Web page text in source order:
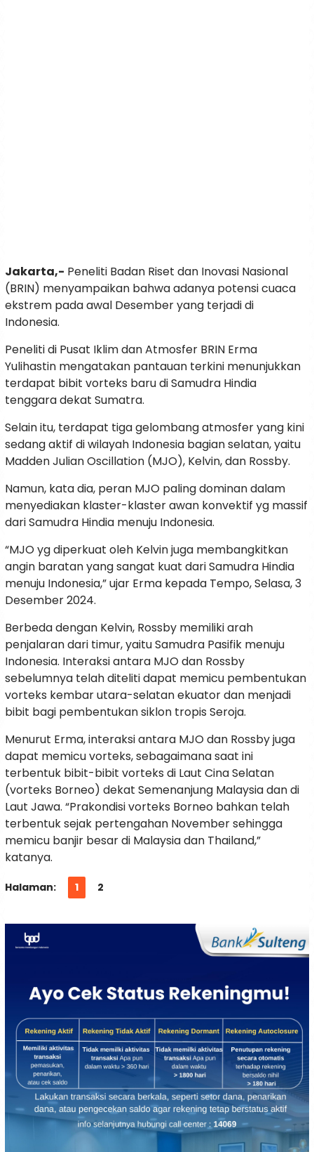
Jakarta,- Peneliti Badan Riset dan Inovasi Nasional
(BRIN) menyampaikan bahwa adanya potensi cuaca
ekstrem pada awal Desember yang terjadi di
Indonesia.
Peneliti di Pusat Iklim dan Atmosfer BRIN Erma
Yulihastin mengatakan pantauan terkini menunjukkan
terdapat bibit vorteks baru di Samudra Hindia
tenggara dekat Sumatra.
Selain itu, terdapat tiga gelombang atmosfer yang kini
sedang aktif di wilayah Indonesia bagian selatan, yaitu
Madden Julian Oscillation (MJO), Kelvin, dan Rossby.
Namun, kata dia, peran MJO paling dominan dalam
menyediakan klaster-klaster awan konvektif yg massif
dari Samudra Hindia menuju Indonesia.
“MJO yg diperkuat oleh Kelvin juga membangkitkan
angin baratan yang sangat kuat dari Samudra Hindia
menuju Indonesia,” ujar Erma kepada Tempo, Selasa, 3
Desember 2024.
Berbeda dengan Kelvin, Rossby memiliki arah
penjalaran dari timur, yaitu Samudra Pasifik menuju
Indonesia. Interaksi antara MJO dan Rossby
sebelumnya telah diteliti dapat memicu pembentukan
vorteks kembar utara-selatan ekuator dan menjadi
bibit bagi pembentukan siklon tropis Seroja.
Menurut Erma, interaksi antara MJO dan Rossby juga
dapat memicu vorteks, sebagaimana saat ini
terbentuk bibit-bibit vorteks di Laut Cina Selatan
(vorteks Borneo) dekat Semenanjung Malaysia dan di
Laut Jawa. “Prakondisi vorteks Borneo bahkan telah
terbentuk sejak pertengahan November sehingga
memicu banjir besar di Malaysia dan Thailand,”
katanya.
Halaman: 1 2